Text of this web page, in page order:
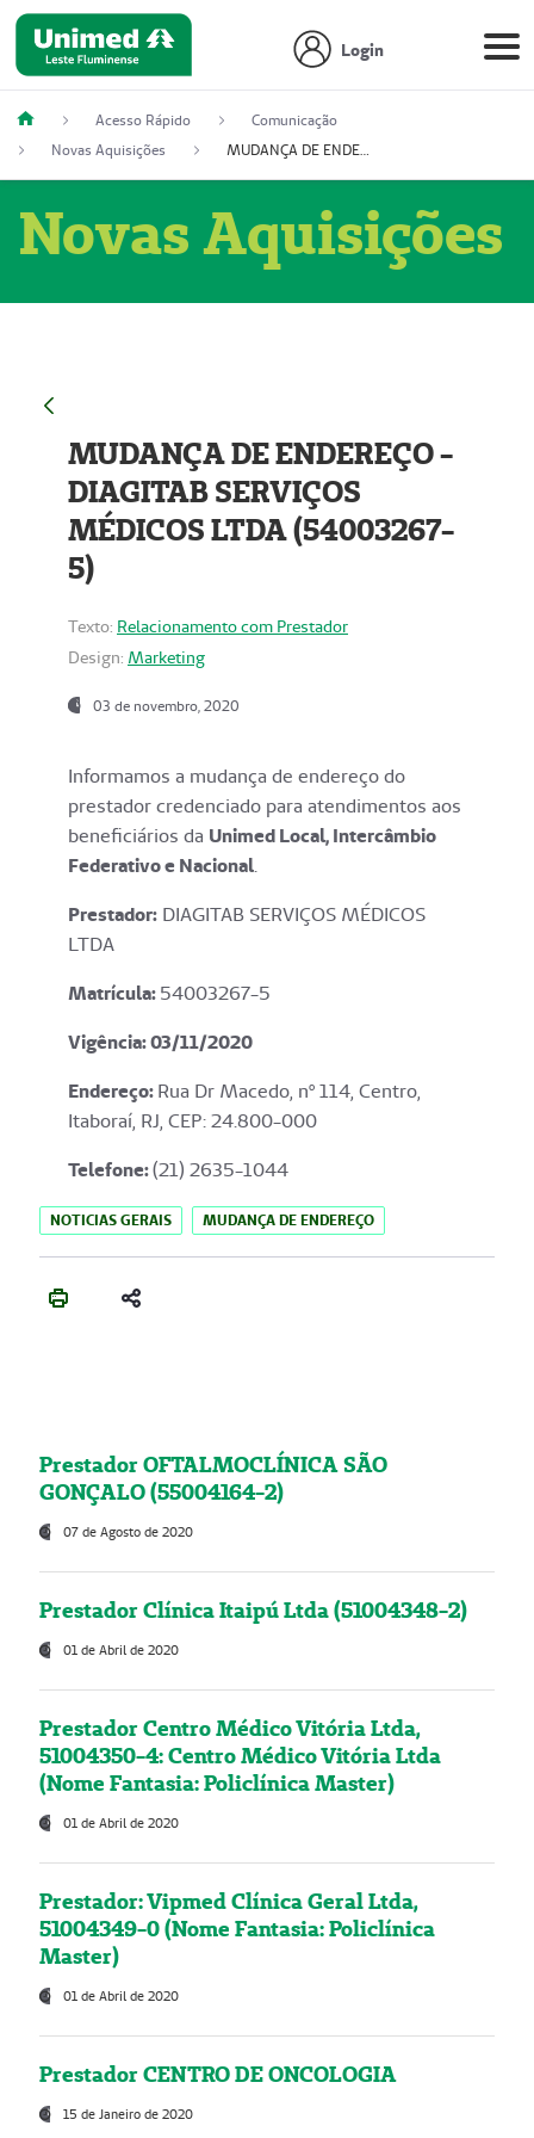
Login
Acesso Rápido
Comunicação
Novas Aquisições
MUDANÇA DE ENDEREÇO - DIAGITAB SERVIÇOS MÉDICOS LTDA (54003267-5)
Novas Aquisições
MUDANÇA DE ENDEREÇO -
DIAGITAB SERVIÇOS
MÉDICOS LTDA (54003267-
5)
Texto: Relacionamento com Prestador
Design: Marketing
03 de novembro, 2020
Informamos a mudança de endereço do
prestador credenciado para atendimentos aos
beneficiários da Unimed Local, Intercâmbio
Federativo e Nacional.
Prestador: DIAGITAB SERVIÇOS MÉDICOS
LTDA
Matrícula:54003267-5
Vigência: 03/11/2020
Endereço:Rua Dr Macedo, nº 114, Centro,
Itaboraí, RJ, CEP: 24.800-000
Telefone:(21) 2635-1044
NOTICIAS GERAIS MUDANÇA DE ENDEREÇO
Prestador OFTALMOCLÍNICA SÃO
GONÇALO (55004164-2)
07 de Agosto de 2020
Prestador Clínica Itaipú Ltda (51004348-2)
01 de Abril de 2020
Prestador Centro Médico Vitória Ltda,
51004350-4: Centro Médico Vitória Ltda
(Nome Fantasia: Policlínica Master)
01 de Abril de 2020
Prestador: Vipmed Clínica Geral Ltda,
51004349-0 (Nome Fantasia: Policlínica
Master)
01 de Abril de 2020
Prestador CENTRO DE ONCOLOGIA
15 de Janeiro de 2020